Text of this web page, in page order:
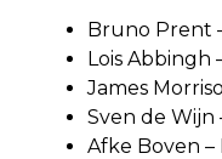
Bruno Prent
Lois Abbingh
James
Sven de Wijn
Afke Boven –